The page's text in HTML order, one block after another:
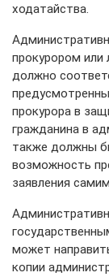
ходатайства.
прокурором или
должно
прокурора в
гражданина в
также должны
возможность
заявления
может
копии